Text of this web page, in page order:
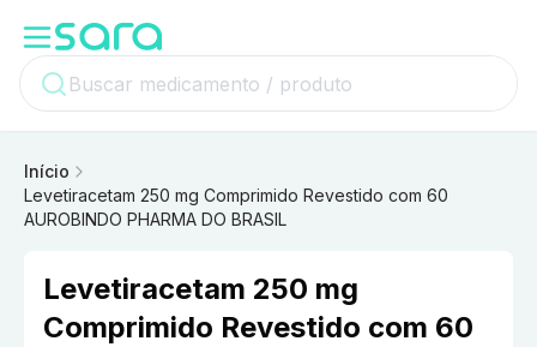
Início
Levetiracetam 250 mg Comprimido Revestido com 60
AUROBINDO PHARMA DO BRASIL
Levetiracetam 250 mg
Comprimido Revestido com 60